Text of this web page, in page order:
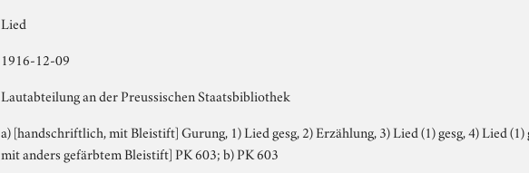
Lied
1916-12-09
Lautabteilung an der Preussischen Staatsbibliothek
a) [handschriftlich, mit Bleistift] Gurung, 1) Lied gesg, 2) Erzählung, 3) Lied (1) gesg, 4) Lied
mit anders gefärbtem Bleistift] PK 603; b) PK 603